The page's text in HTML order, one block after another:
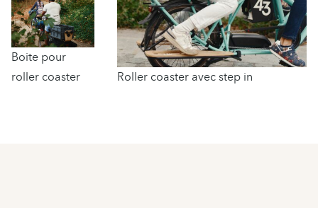
Boite pour
roller coaster
Roller coaster avec step in